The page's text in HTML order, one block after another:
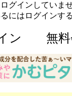
ログインしていませ
にはログインす
ン 無